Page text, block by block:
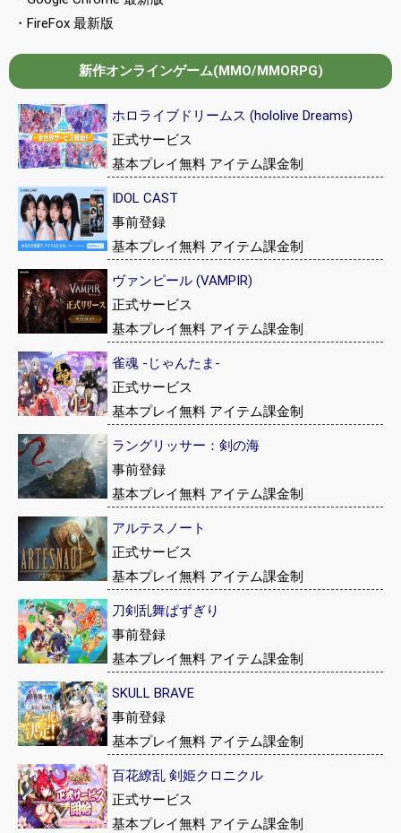
・FireFox 最新版
新作オンラインゲーム(MMO/MMORPG)
ホロライブドリームス (hololive Dreams)
正式サービス
基本プレイ無料 アイテム課金制
IDOL CAST
事前登録
基本プレイ無料 アイテム課金制
ヴァンピール (VAMPIR)
正式サービス
基本プレイ無料 アイテム課金制
雀魂 -じゃんたま-
正式サービス
基本プレイ無料 アイテム課金制
ラングリッサー：剣の海
事前登録
基本プレイ無料 アイテム課金制
アルテスノート
正式サービス
基本プレイ無料 アイテム課金制
刀剣乱舞ぱずぎり
事前登録
基本プレイ無料 アイテム課金制
SKULL BRAVE
事前登録
基本プレイ無料 アイテム課金制
百花繚乱 剣姫クロニクル
正式サービス
基本プレイ無料 アイテム課金制